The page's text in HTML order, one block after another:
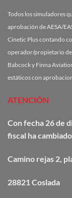
Todos los simuladores
aprobación de AESA/
Cinetic Plus contando
operador/propietario
Babcock y Finna
estáticos con
ATENCIÓN
Con fecha 26 de
fiscal ha
Camino rejas 2,
28821 Coslada